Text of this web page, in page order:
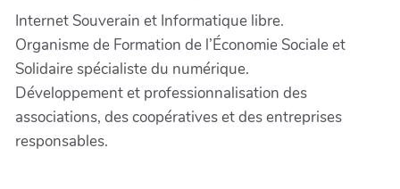
Internet Souverain et Informatique libre.
Organisme de Formation de l’Économie Sociale et
Solidaire spécialiste du numérique.
Développement et professionnalisation des
associations, des coopératives et des entreprises
responsables.